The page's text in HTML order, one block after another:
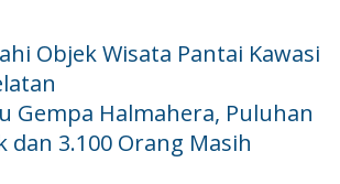
Objek Wisata Pantai Kawasi
Gempa Halmahera, Puluhan
dan 3.100 Orang Masih